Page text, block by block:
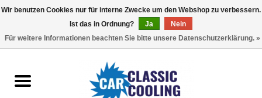
Komplette Kits
Wir benutzen Cookies nur für interne Zwecke um den Webshop zu verbessern.
Ist das in Ordnung?
Ja
Nein
Für weitere Informationen beachten Sie bitte unsere Datenschutzerklärung. »